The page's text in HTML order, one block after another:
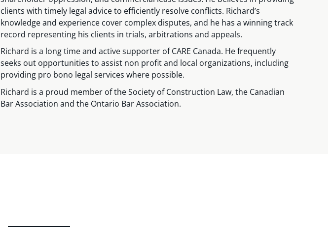
clients with timely legal advice to efficiently resolve conflicts. Richard’s
knowledge and experience cover complex disputes, and he has a winning track
record representing his clients in trials, arbitrations and appeals.
Richard is a long time and active supporter of CARE Canada. He frequently
seeks out opportunities to assist non profit and local organizations, including
providing pro bono legal services where possible.
Richard is a proud member of the Society of Construction Law, the Canadian
Bar Association and the Ontario Bar Association.